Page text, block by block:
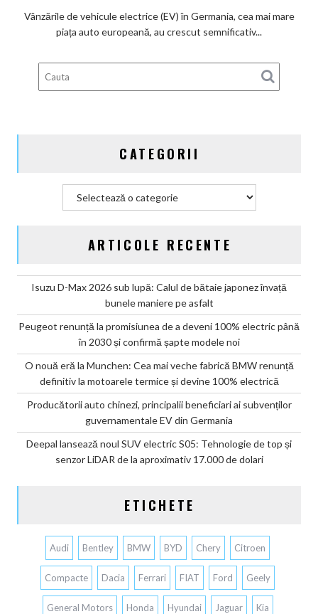
din
Germania
Vânzările de vehicule electrice (EV) în Germania, cea mai mare
piața auto europeană, au crescut semnificativ...
CATEGORII
ARTICOLE RECENTE
Isuzu D-Max 2026 sub lupă: Calul de bătaie japonez învață
bunele maniere pe asfalt
Peugeot renunță la promisiunea de a deveni 100% electric până
în 2030 și confirmă șapte modele noi
O nouă eră la Munchen: Cea mai veche fabrică BMW renunță
definitiv la motoarele termice și devine 100% electrică
Producătorii auto chinezi, principalii beneficiari ai subvenților
guvernamentale EV din Germania
Deepal lansează noul SUV electric S05: Tehnologie de top și
senzor LiDAR de la aproximativ 17.000 de dolari
ETICHETE
Audi Bentley BMW BYD Chery Citroen
Compacte Dacia Ferrari FIAT Ford Geely
General Motors Honda Hyundai Jaguar Kia